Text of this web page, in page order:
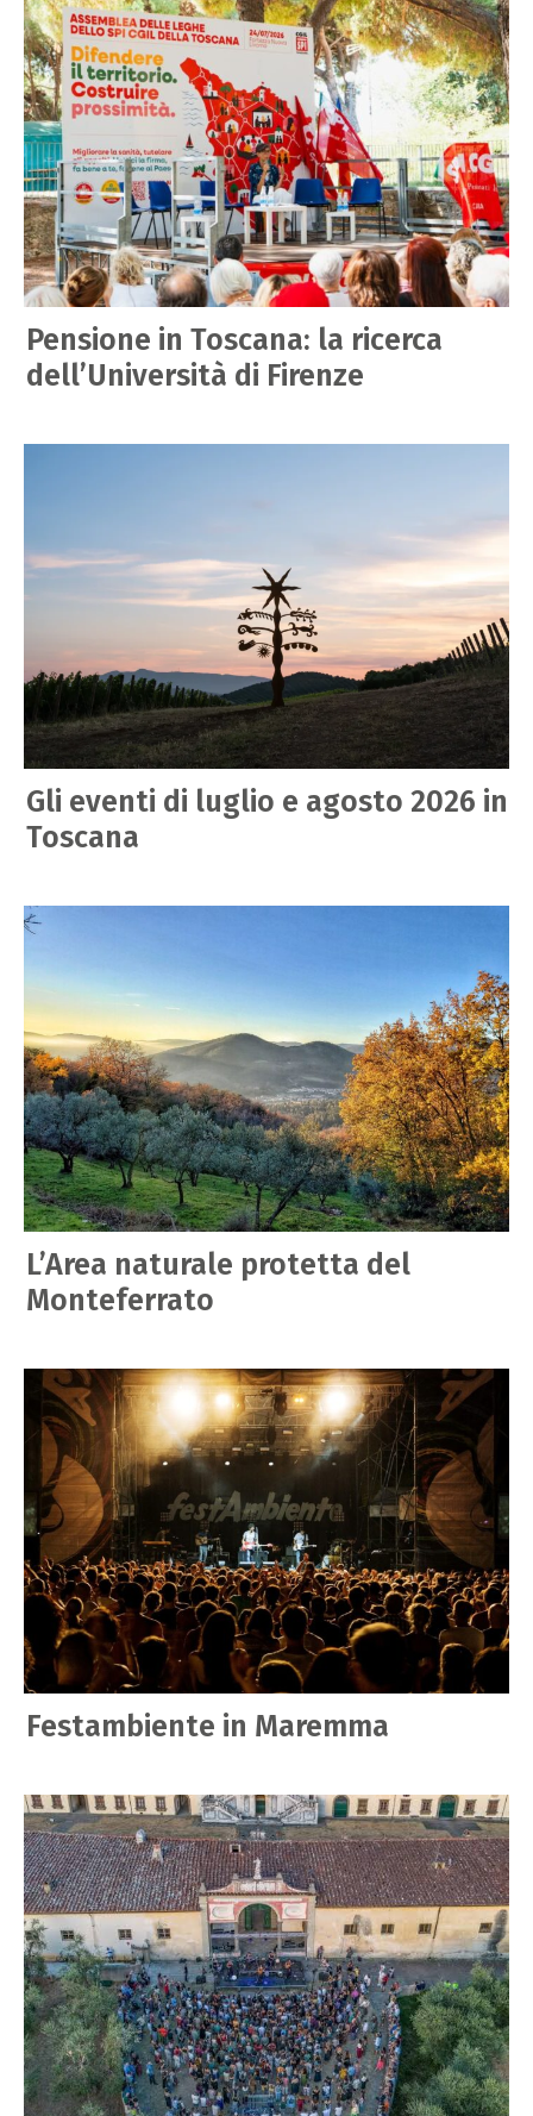
Pensione in Toscana: la ricerca
dell’Università di Firenze
Gli eventi di luglio e agosto 2026 in
Toscana
L’Area naturale protetta del
Monteferrato
Festambiente in Maremma